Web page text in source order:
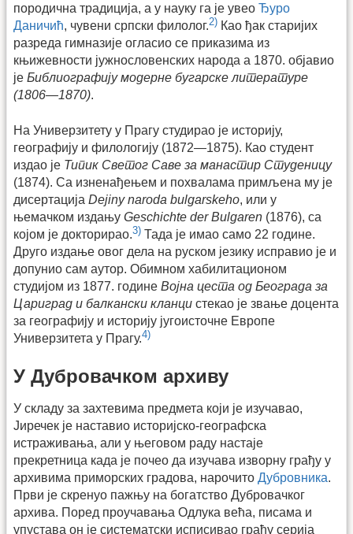
породична традиција, а у науку га је увео Ђуро
Даничић, чувени српски филолог.2) Као ђак старијих
разреда гимназије огласио се приказима из
књижевности јужнословенских народа а 1870. објавио
је Библиографију модерне бугарске литературе
(1806—1870).
На Универзитету у Прагу студирао је историју,
географију и филологију (1872—1875). Као студент
издао је Типик Светог Саве за манастир Студеницу
(1874). Са изненађењем и похвалама примљена му је
дисертација Dejiny naroda bulgarskeho, или у
њемачком издању Geschichte der Bulgaren (1876), са
којом је докторирао.3) Тада је имао само 22 године.
Друго издање овог дела на руском језику исправио је и
допунио сам аутор. Обимном хабилитационом
студијом из 1877. године Војна цеста од Београда за
Цариград и балкански кланци стекао је звање доцента
за географију и историју југоисточне Европе
Универзитета у Прагу.4)
У Дубровачком архиву
У складу за захтевима предмета који је изучавао,
Јиречек је наставио историјско-географска
истраживања, али у његовом раду настаје
прекретница када је почео да изучава изворну грађу у
архивима приморских градова, нарочито Дубровника.
Први је скренуо пажњу на богатство Дубровачког
архива. Поред проучавања Одлука већа, писама и
упустава он је систематски исписивао грађу серија